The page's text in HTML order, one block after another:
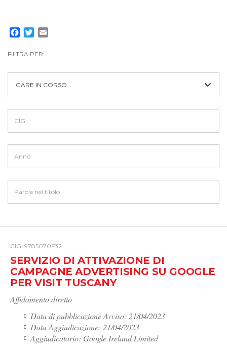
Facebook
Twitter
FILTRA PER:
GARE IN CORSO
CIG: 9785070F32
SERVIZIO DI ATTIVAZIONE DI
CAMPAGNE ADVERTISING SU GOOGLE
PER VISIT TUSCANY
Affidamento diretto
Data di pubblicazione Avviso: 21/04/2023
Data Aggiudicazione: 21/04/2023
Aggiudicatario: Google Ireland Limited